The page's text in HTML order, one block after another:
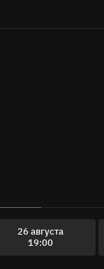
26 августа
19:00